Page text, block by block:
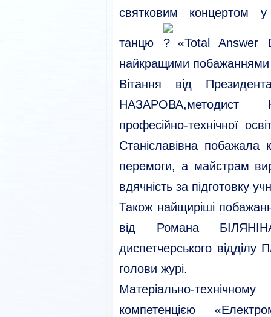
святковим концертом у
танцю
«Total Answer
найкращими побажаннями
Вітання від
НАЗАРОВА,методист
професійно-технічної
Станіславівна
перемоги, а майстрам
вдячність за підготовку
Також найщиріші
від Романа
диспетчерського
голови журі.
Матеріально-
компетенцією